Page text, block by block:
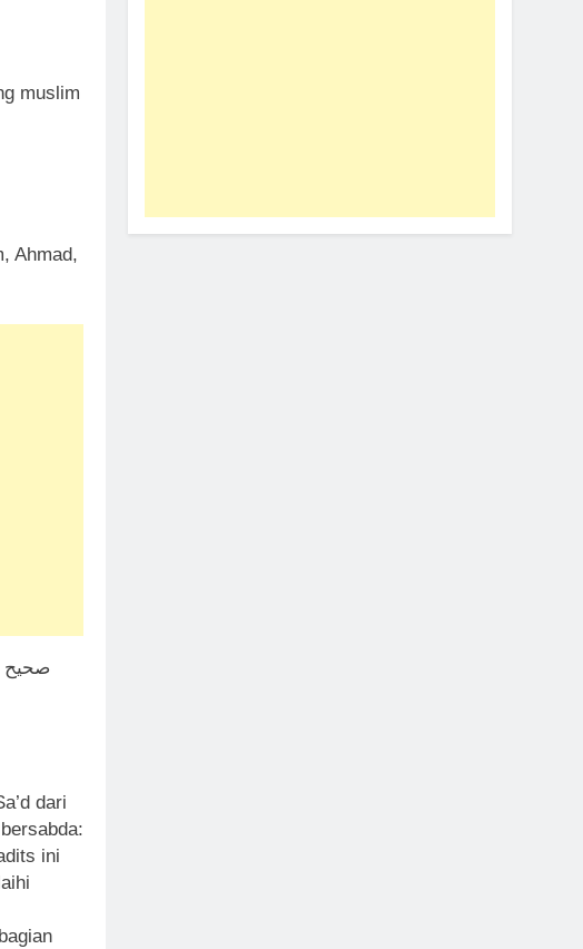
muslim
Ahmad,
dari
ini